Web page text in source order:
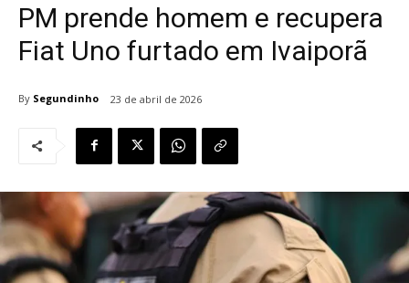
PM prende homem e recupera
Fiat Uno furtado em Ivaiporã
By Segundinho 23 de abril de 2026